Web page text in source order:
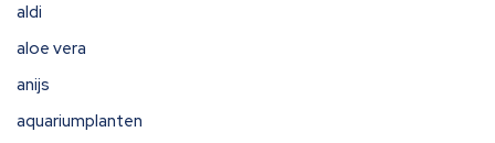
aldi
aloe vera
anijs
aquariumplanten